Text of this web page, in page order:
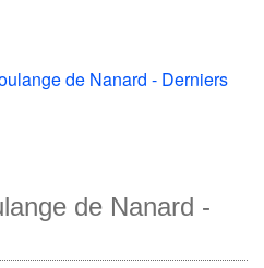
de Nanard - Derniers
de Nanard -